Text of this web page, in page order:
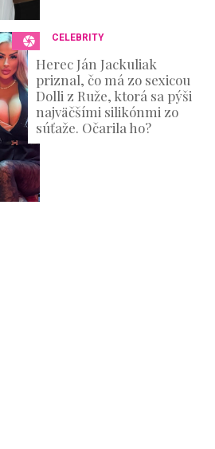
CELEBRITY
Herec Ján Jackuliak
priznal, čo má zo sexicou
Dolli z Ruže, ktorá sa pýši
najväčšími silikónmi zo
súťaže. Očarila ho?